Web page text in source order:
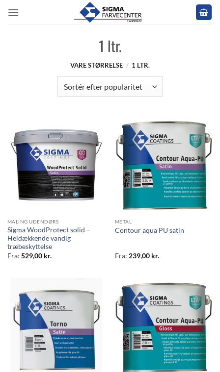
1 ltr.
VARE STØRRELSE / 1 LTR.
MALING UDENDØRS
Sigma WoodProtect solid –
Heldækkende vandig
træbeskyttelse
Fra: 529,00 kr.
METAL
Contour aqua PU satin
Fra: 239,00 kr.